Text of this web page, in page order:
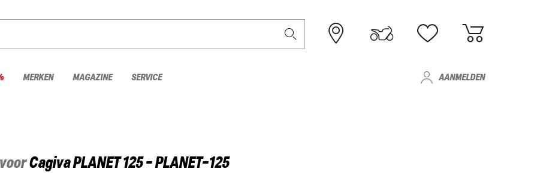
MERKEN MAGAZINE SERVICE AANMELDEN
CagivaPLANET 125 - PLANET-125